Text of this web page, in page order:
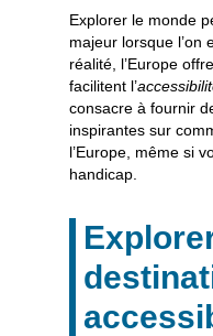
Explorer le monde
majeur lorsque l’on
réalité, l’Europe
facilitent l’
consacre à fournir
inspirantes sur
l’Europe, même si
handicap.